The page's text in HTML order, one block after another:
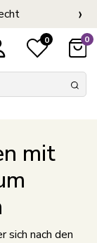
›
0 0
mit
sich nach den